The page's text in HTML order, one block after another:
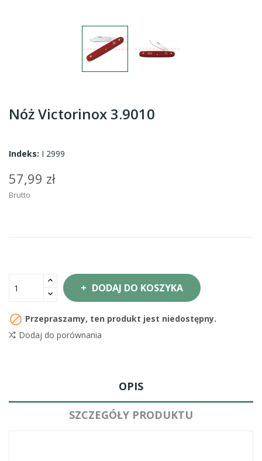
Nóż Victorinox 3.9010
Indeks: I 2999
57,99 zł
Brutto
DODAJ DO KOSZYKA
 Przepraszamy, ten produkt jest niedostępny.
Dodaj do porównania
OPIS
SZCZEGÓŁY PRODUKTU